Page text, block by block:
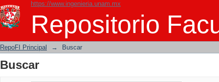
https://www.ingenieria.unam.mx
Repositorio
Buscar
RepoFI Principal → Buscar
Buscar